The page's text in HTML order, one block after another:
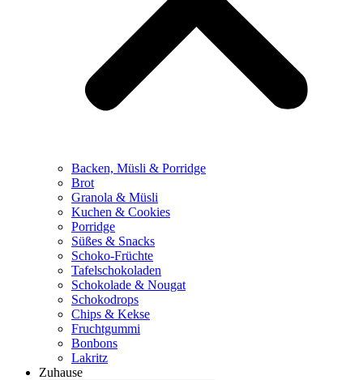
Backen, Müsli & Porridge
Brot
Granola & Müsli
Kuchen & Cookies
Porridge
Süßes & Snacks
Schoko-Früchte
Tafelschokoladen
Schokolade & Nougat
Schokodrops
Chips & Kekse
Fruchtgummi
Bonbons
Lakritz
Zuhause